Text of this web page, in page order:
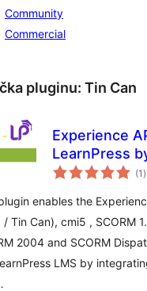
Community
Commercial
pluginu: Tin Can
Experience
LearnPress
GrassBlade (1 )
enables the
/ Tin Can), cmi5 , SCORM
2004 and SCORM
LMS by